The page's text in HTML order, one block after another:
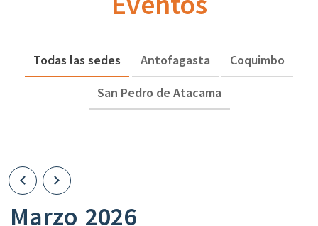
Todas las sedes Antofagasta
Coquimbo
San Pedro de Atacama
Marzo 2026